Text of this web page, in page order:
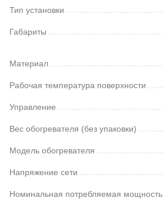
Тип установки
Габариты
Материал
Рабочая температура поверхности
Управление
Вес обогревателя (без упаковки)
Модель обогревателя
Напряжение сети
Номинальная потребляемая мощность